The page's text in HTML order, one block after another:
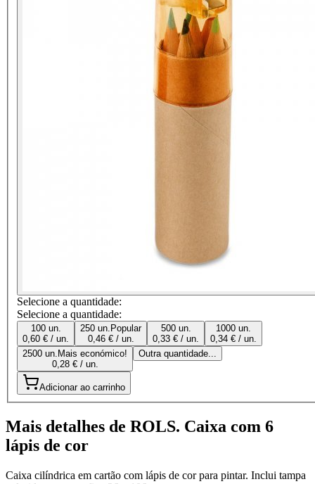
Selecione a quantidade:
Selecione a quantidade:
100 un.
0,60 € / un.
250 un. Popular
0,46 € / un.
500 un.
0,33 € / un.
1000 un.
0,34 € / un.
2500 un. Mais económico!
0,28 € / un.
Outra quantidade...
Adicionar ao carrinho
Mais detalhes de ROLS. Caixa com 6
lápis de cor
Caixa cilíndrica em cartão com lápis de cor para pintar. Inclui tampa